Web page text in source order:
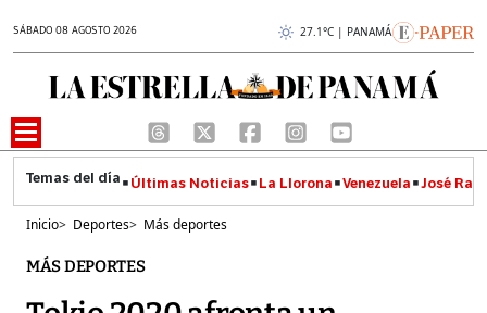
SÁBADO 08 AGOSTO 2026 27.1°C | PANAMÁ
Últimas Noticias La Llorona Venezuela José
Inicio> Deportes> Más deportes
MÁS DEPORTES